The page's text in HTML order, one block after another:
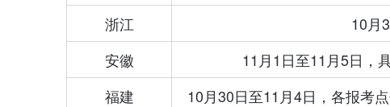
浙江
10月
安徽
11月1日至11月5日，
福建
10月30日至11月4日，各报考